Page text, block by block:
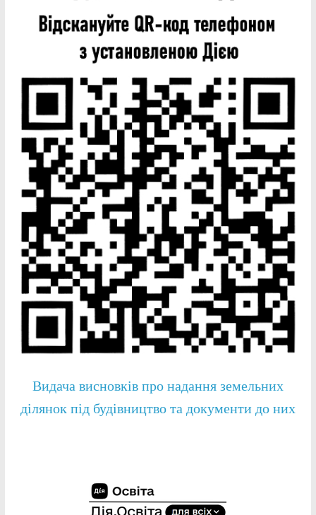
Видача висновків про надання земельних
ділянок під будівництво та документи до них